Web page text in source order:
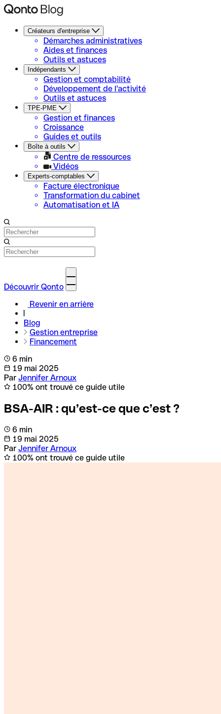
Créateurs d'entreprise
Démarches administratives
Aides et finances
Outils et astuces
Indépendants
Gestion et comptabilité
Développement de l'activité
Outils et astuces
TPE-PME
Gestion et finances
Croissance
Guides et outils
Boîte à outils
Centre de ressources
Vidéos
Experts-comptables
Facture électronique
Transformation du cabinet
Automatisation et IA
Découvrir Qonto
Revenir en arrière
Blog
Gestion entreprise
Financement
6 min
19 mai 2025
Par Jennifer Arnoux
100% ont trouvé ce guide utile
BSA-AIR : qu’est-ce que c’est ?
6 min
19 mai 2025
Par Jennifer Arnoux
100% ont trouvé ce guide utile